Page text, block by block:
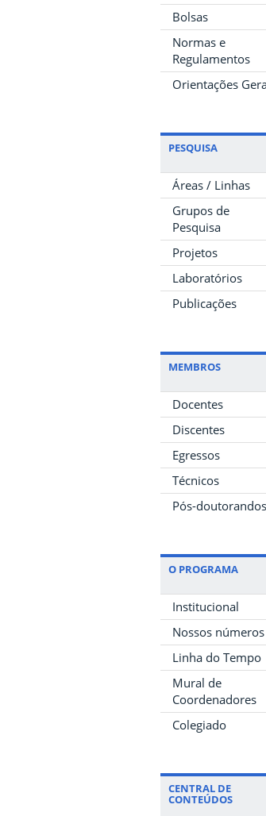
Bolsas
Normas e
Regulamentos
Orientações
PESQUISA
Áreas / Linhas
Grupos de
Pesquisa
Projetos
Laboratórios
Publicações
MEMBROS
Docentes
Discentes
Egressos
Técnicos
Pós-doutorandos
O PROGRAMA
Institucional
Nossos números
Linha do Tempo
Mural de
Coordenadores
Colegiado
CENTRAL DE
CONTEÚDOS